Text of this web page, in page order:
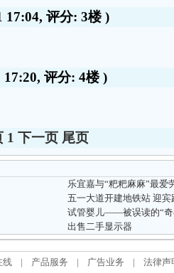
17:04, 评分: 3楼)
17:20, 评分: 4楼)
1 下一页 尾页
乐宜嘉与“粑粑麻麻”最爱
五一大道开建地铁站 迎
试管婴儿——被误读的“奇
出售二手显示器
线 | 产品服务 | 广告业务 | 法律声